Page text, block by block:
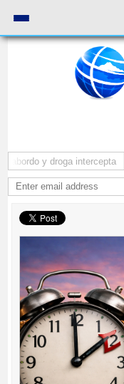
y droga intercepta